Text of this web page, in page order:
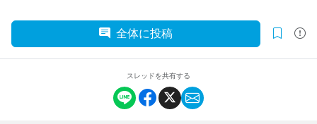
全体に投稿
スレッドを共有する